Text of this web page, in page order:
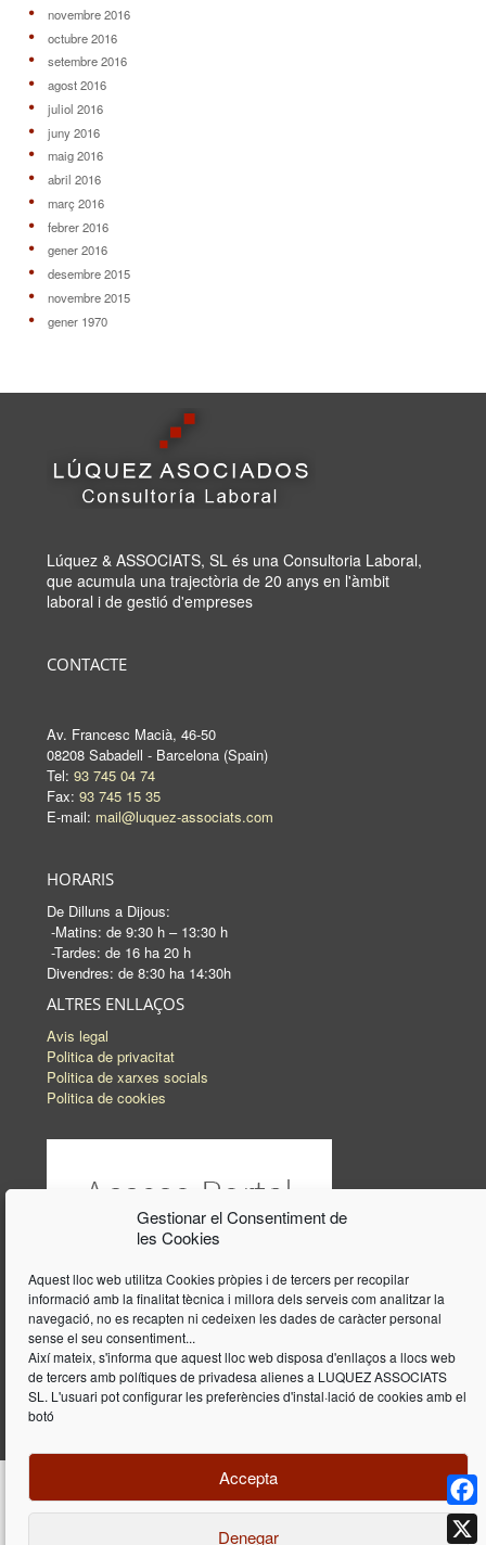
Gestionar el Consentiment de
les Cookies
Aquest lloc web utilitza Cookies pròpies i de tercers per recopilar
informació amb la finalitat tècnica i millora dels serveis com analitzar la
navegació, no es recapten ni cedeixen les dades de caràcter personal
sense el seu consentiment...
Així mateix, s'informa que aquest lloc web disposa d'enllaços a llocs web
de tercers amb polítiques de privadesa alienes a LUQUEZ ASSOCIATS
SL. L'usuari pot configurar les preferències d'instal·lació de cookies amb el
botó
Accepta
Denegar
novembre 2016
octubre 2016
setembre 2016
agost 2016
juliol 2016
juny 2016
maig 2016
abril 2016
març 2016
febrer 2016
gener 2016
desembre 2015
novembre 2015
gener 1970
Lúquez & ASSOCIATS, SL és una Consultoria Laboral,
que acumula una trajectòria de 20 anys en l'àmbit
laboral i de gestió d'empreses
CONTACTE
Av. Francesc Macià, 46-50
08208 Sabadell - Barcelona (Spain)
Tel: 93 745 04 74
Fax: 93 745 15 35
E-mail: mail@luquez-associats.com
HORARIS
De Dilluns a Dijous:
-Matins: de 9:30 h – 13:30 h
-Tardes: de 16 ha 20 h
Divendres: de 8:30 ha 14:30h
ALTRES ENLLAÇOS
Avis legal
Politica de privacitat
Politica de xarxes socials
Politica de cookies
Disseny i programació web perDieres.com | Lúquez Associats SL | ©